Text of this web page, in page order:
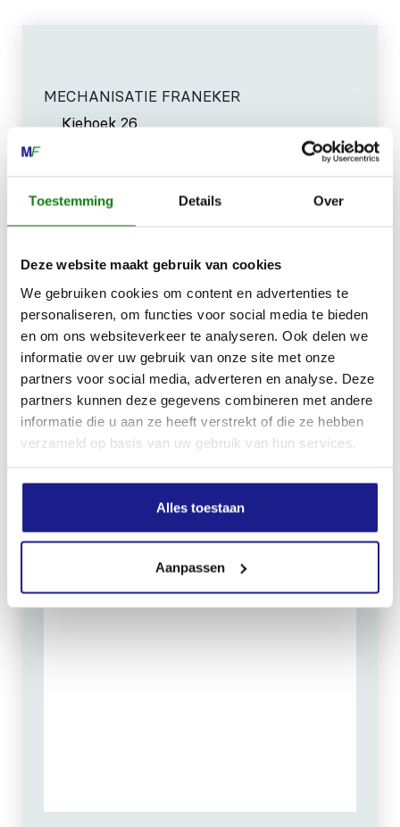
Toestemming Details Over
Deze website maakt gebruik van cookies
We gebruiken cookies om content en advertenties te
personaliseren, om functies voor social media te bieden
en om ons websiteverkeer te analyseren. Ook delen we
informatie over uw gebruik van onze site met onze
partners voor social media, adverteren en analyse. Deze
partners kunnen deze gegevens combineren met andere
informatie die u aan ze heeft verstrekt of die ze hebben
verzameld op basis van uw gebruik van hun services.
Alles toestaan
Aanpassen
MECHANISATIE FRANEKER
Kiehoek 26
0517-396800
info@mechanisatiefraneker.nl
Bij storing:
06-83139573
OPENINGSTIJDEN
Maandag t/m vrijdag:
07:30 - 17:00
Zaterdag: 09:00 - 12:00